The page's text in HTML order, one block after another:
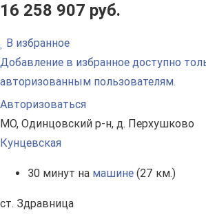
16 258 907 руб.
В избранное
Добавление в избранное доступно
авторизованным пользователям.
Авторизоваться
МО, Одинцовский р-н, д. Перхушково
Кунцевская
30 минут на машине (27 км.)
ст. Здравница